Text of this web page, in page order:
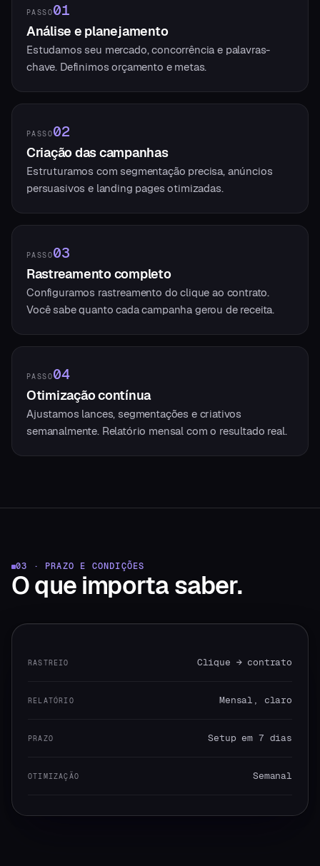
PASSO01
Análise e planejamento
Estudamos seu mercado, concorrência e palavras-
chave. Definimos orçamento e metas.
PASSO02
Criação das campanhas
Estruturamos com segmentação precisa, anúncios
persuasivos e landing pages otimizadas.
PASSO03
Rastreamento completo
Configuramos rastreamento do clique ao contrato.
Você sabe quanto cada campanha gerou de receita.
PASSO04
Otimização contínua
Ajustamos lances, segmentações e criativos
semanalmente. Relatório mensal com o resultado real.
03 · PRAZO E CONDIÇÕES
O que importa saber.
RASTREIO Clique → contrato
RELATÓRIO Mensal, claro
PRAZO Setup em 7 dias
OTIMIZAÇÃO Semanal